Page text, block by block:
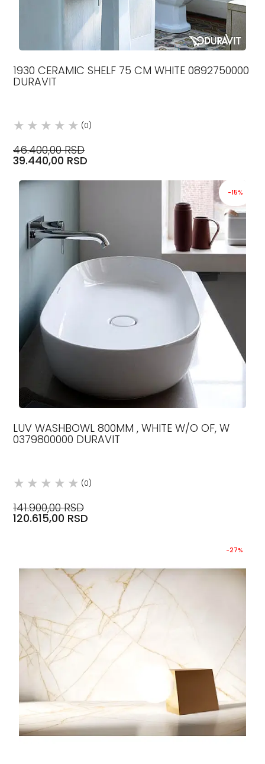
1930 CERAMIC SHELF 75 CM WHITE 0892750000
DURAVIT
(0)
46.400,00 RSD
39.440,00 RSD
-15%
LUV WASHBOWL 800MM , WHITE W/O OF, W
0379800000 DURAVIT
(0)
141.900,00 RSD
120.615,00 RSD
-27%